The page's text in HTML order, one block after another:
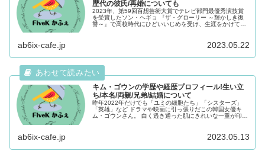
歴代の彼氏/再婚についても
2023年、第59回百想芸術大賞でテレビ部門最優秀演技賞
を受賞したソン・ヘギョ 『ザ・グローリー ～輝かしき復
讐～』で高校時代にひどいいじめを受け、生涯をかけて復
ab6ix-cafe.jp 2023.05.22
キム・ゴウンの学歴や経歴プロフィール!生い立
ち/本名/両親/兄弟/結婚について
昨年2022年だけでも「ユミの細胞たち」「シスターズ」
「英雄」など ドラマや映画に引っ張りだこの韓国女優キ
ム・ゴウンさん。 白く透き通った肌にきれいな一重が印象
ab6ix-cafe.jp 2023.05.13